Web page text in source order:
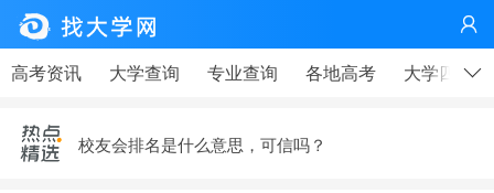

高考资讯 大学查询 专业查询 各地高考 大学四年
高考、大学，有那么重要吗？——高考天问|钟山说事
校友会排名是什么意思，可信吗？